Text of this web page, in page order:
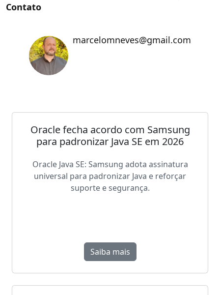
Contato
marcelomneves@gmail.com
Oracle fecha acordo com Samsung
para padronizar Java SE em 2026
Oracle Java SE: Samsung adota assinatura
universal para padronizar Java e reforçar
suporte e segurança.
Saiba mais